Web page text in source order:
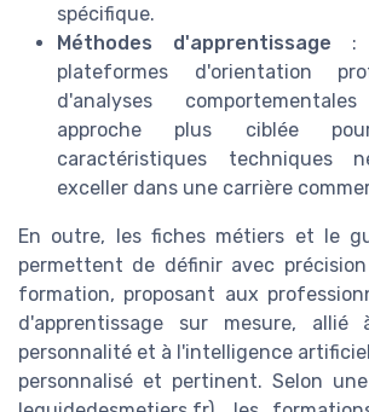
spécifique.
Méthodes d'apprentissage :
plateformes d'orientation
d'analyses
approche plus ciblée
caractéristiques techniques
exceller dans une carrière
En outre, les fiches métiers et le
permettent de définir avec
formation, proposant aux
d'apprentissage sur mesure,
personnalité et à l'intelligence
personnalisé et pertinent. Selon